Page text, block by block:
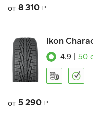
от 8 310 ₽
Ikon
4.9 50
от 5 290 ₽